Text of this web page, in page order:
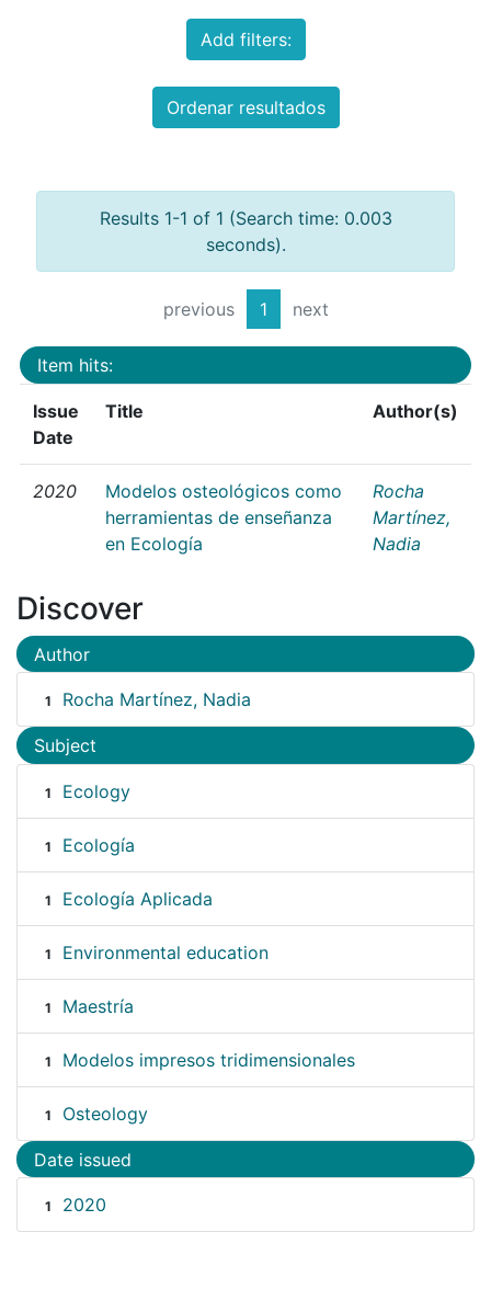
Add filters:
Ordenar resultados
Results 1-1 of 1 (Search time: 0.003
seconds).
previous 1 next
Item hits:
Issue
Date
Title Author(s)
2020
Modelos osteológicos como
herramientas de enseñanza
en Ecología
Rocha
Martínez,
Nadia
Discover
Author
1 Rocha Martínez, Nadia
Subject
1 Ecology
1 Ecología
1 Ecología Aplicada
1 Environmental education
1 Maestría
1 Modelos impresos tridimensionales
1 Osteology
Date issued
1 2020